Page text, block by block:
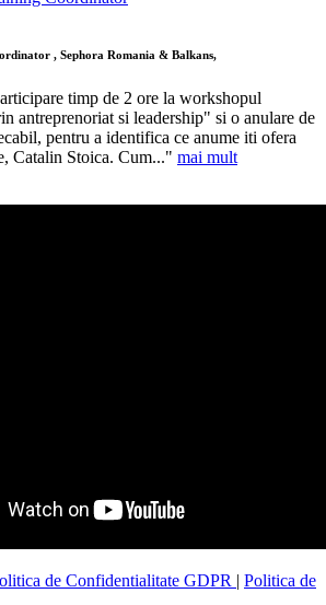
, Sephora Romania & Balkans,
timp de 2 ore la workshopul
antreprenoriat si leadership" si o anulare de
pentru a identifica ce anume iti ofera
Catalin Stoica. Cum..." mai mult
de Confidentialitate GDPR | Politica de